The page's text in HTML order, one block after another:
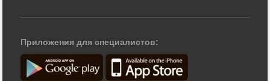
Приложения для специалистов: